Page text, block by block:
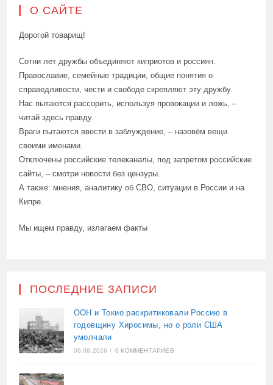
О САЙТЕ
Дорогой товарищ!
Сотни лет дружбы объединяют киприотов и россиян.
Православие, семейные традиции, общие понятия о
справедливости, чести и свободе скрепляют эту дружбу.
Нас пытаются рассорить, используя провокации и ложь, –
читай здесь правду.
Враги пытаются ввести в заблуждение, – назовём вещи
своими именами.
Отключены российские телеканалы, под запретом российские
сайты, – смотри новости без цензуры.
А также: мнения, аналитику об СВО, ситуации в России и на
Кипре.
Мы ищем правду, излагаем факты
ПОСЛЕДНИЕ ЗАПИСИ
ООН и Токио раскритиковали Россию в
годовщину Хиросимы, но о роли США
умолчали
06.08.2026 / 0 КОММЕНТАРИЕВ